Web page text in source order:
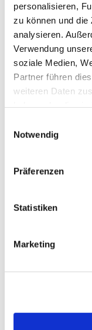
personalisieren,
zu können und die
analysieren.
Verwendung
soziale Medien,
Partner führen
weiteren Daten
Notwendig
Präferenzen
Statistiken
Marketing
Dies